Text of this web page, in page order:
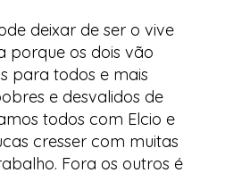
deixar de ser o vive
porque os dois vão
para todos e mais
e desvalidos de
todos com Elcio e
cresser com muitas
Fora os outros é